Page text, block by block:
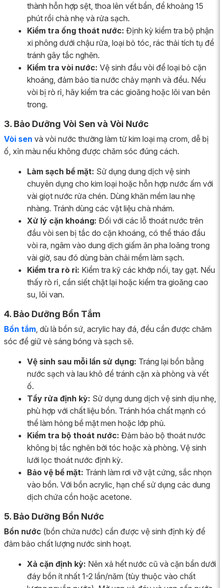
thành hỗn hợp sệt, thoa lên vết bẩn, để khoảng 15
phút rồi chà nhẹ và rửa sạch.
Kiểm tra ống thoát nước: Định kỳ kiểm tra bộ phận
xi phông dưới chậu rửa, loại bỏ tóc, rác thải tích tụ để
tránh gây tắc nghẽn.
Kiểm tra vòi nước: Vệ sinh đầu vòi để loại bỏ cặn
khoáng, đảm bảo tia nước chảy mạnh và đều. Nếu
vòi bị rò rỉ, hãy kiểm tra các gioăng hoặc lõi van bên
trong.
3. Bảo Dưỡng Vòi Sen và Vòi Nước
Vòi sen và vòi nước thường làm từ kim loại mạ crom, dễ bị
ố, xỉn màu nếu không được chăm sóc đúng cách.
Làm sạch bề mặt: Sử dụng dung dịch vệ sinh
chuyên dụng cho kim loại hoặc hỗn hợp nước ấm với
vài giọt nước rửa chén. Dùng khăn mềm lau nhẹ
nhàng. Tránh dùng các vật liệu chà nhám.
Xử lý cặn khoáng: Đối với các lỗ thoát nước trên
đầu vòi sen bị tắc do cặn khoáng, có thể tháo đầu
vòi ra, ngâm vào dung dịch giấm ăn pha loãng trong
vài giờ, sau đó dùng bàn chải mềm làm sạch.
Kiểm tra rò rỉ: Kiểm tra kỹ các khớp nối, tay gạt. Nếu
thấy rò rỉ, cần siết chặt lại hoặc kiểm tra gioăng cao
su, lõi van.
4. Bảo Dưỡng Bồn Tắm
Bồn tắm , dù là bồn sứ, acrylic hay đá, đều cần được chăm
sóc để giữ vẻ sáng bóng và sạch sẽ.
Vệ sinh sau mỗi lần sử dụng: Tráng lại bồn bằng
nước sạch và lau khô để tránh cặn xà phòng và vết
ố.
Tẩy rửa định kỳ: Sử dụng dung dịch vệ sinh dịu nhẹ,
phù hợp với chất liệu bồn. Tránh hóa chất mạnh có
thể làm hỏng bề mặt men hoặc lớp phủ.
Kiểm tra bộ thoát nước: Đảm bảo bộ thoát nước
không bị tắc nghẽn bởi tóc hoặc xà phòng. Vệ sinh
lưới lọc thoát nước định kỳ.
Bảo vệ bề mặt: Tránh làm rơi vỡ vật cứng, sắc nhọn
vào bồn. Với bồn acrylic, hạn chế sử dụng các dung
dịch chứa cồn hoặc acetone.
5. Bảo Dưỡng Bồn Nước
Bồn nước (bồn chứa nước) cần được vệ sinh định kỳ để
đảm bảo chất lượng nước sinh hoạt.
Xả cặn định kỳ: Nên xả hết nước cũ và cặn bẩn dưới
đáy bồn ít nhất 1-2 lần/năm (tùy thuộc vào chất